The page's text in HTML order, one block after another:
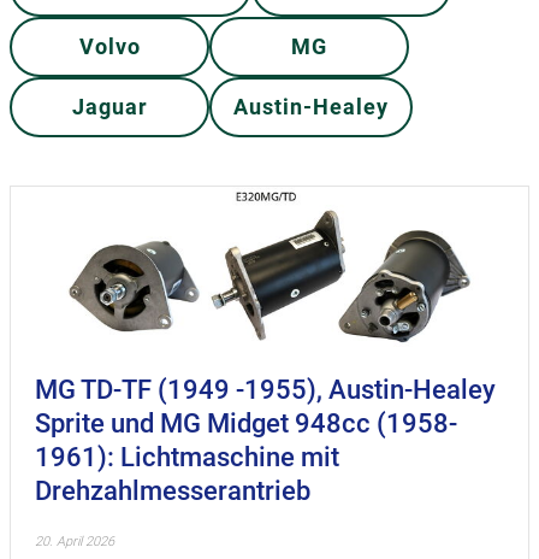
Volvo MG
Jaguar Austin-Healey
MG TD-TF (1949 -1955), Austin-Healey
Sprite und MG Midget 948cc (1958-
1961): Lichtmaschine mit
Drehzahlmesserantrieb
20. April 2026